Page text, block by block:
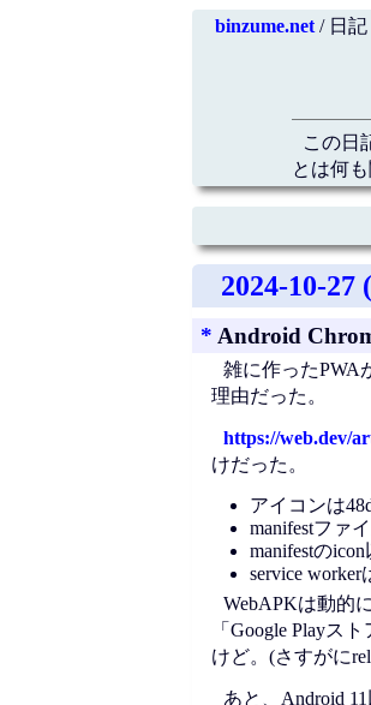
binzume.net/ 日記
この日
とは何
2024-10-27
* Android
雑に作ったPWA
理由だった。
https://web.dev/
けだった。
アイコンは
manifestファ
manifestの
service
WebAPKは動的
「Google Playス
けど。(さすがに
あと、Android